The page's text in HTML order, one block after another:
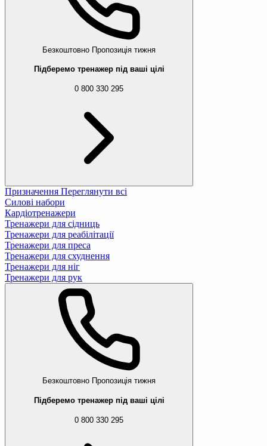
Безкоштовно Пропозиція тижня
Підберемо тренажер під ваші цілі
0 800 330 295
Призначення Переглянути всі
Силові набори
Кардіотренажери
Тренажери для сідниць
Тренажери для реабілітації
Тренажери для преса
Тренажери для схуднення
Тренажери для ніг
Тренажери для рук
Безкоштовно Пропозиція тижня
Підберемо тренажер під ваші цілі
0 800 330 295